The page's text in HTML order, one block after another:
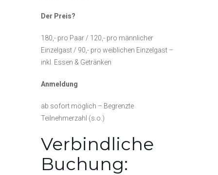
Der Preis?
180,- pro Paar / 120,- pro männlicher
Einzelgast / 90,- pro weiblichen Einzelgast –
inkl. Essen & Getränken
Anmeldung
ab sofort möglich – Begrenzte
Teilnehmerzahl (s.o.)
Verbindliche
Buchung: